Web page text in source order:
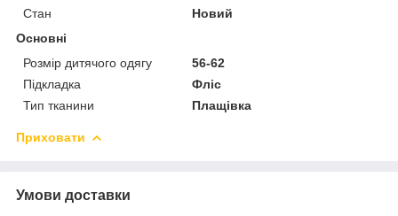
Стан
Новий
Основні
Розмір дитячого одягу
56-62
Підкладка
Фліс
Тип тканини
Плащівка
Приховати
Умови доставки